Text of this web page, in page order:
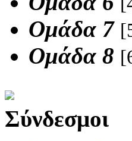
Ομάδα 7
Ομάδα 8
Σύνδεσμοι